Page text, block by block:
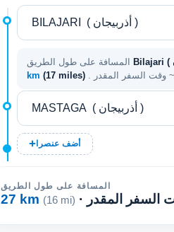
km (17 miles) . وقت السفر المقدر ~
أضف عنصرا
المسافة على طول الطريق
27 km (16 mi)